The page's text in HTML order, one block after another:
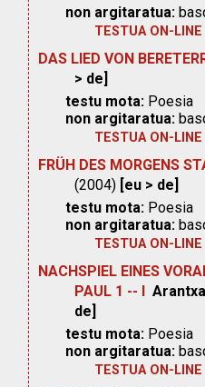
non argitaratua:
TESTUA ON-LINE
DAS LIED VON
> de]
testu mota: Poesia
non argitaratua:
TESTUA ON-LINE
FRÜH DES MORGENS
(2004) [eu > de]
testu mota: Poesia
non argitaratua:
TESTUA ON-LINE
NACHSPIEL EINES
PAUL 1 -- I
de]
testu mota: Poesia
non argitaratua:
TESTUA ON-LINE